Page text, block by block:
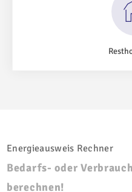
Energieausweis Rechner
Bedarfs- oder
berechnen!